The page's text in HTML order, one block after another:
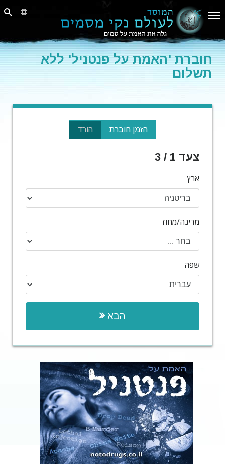
חוברת 'האמת על פנטניל' ללא
תשלום
הזמן חוברת הורד
צעד 1 / 3
ארץ
מדינה/מחוז
שפה
הבא